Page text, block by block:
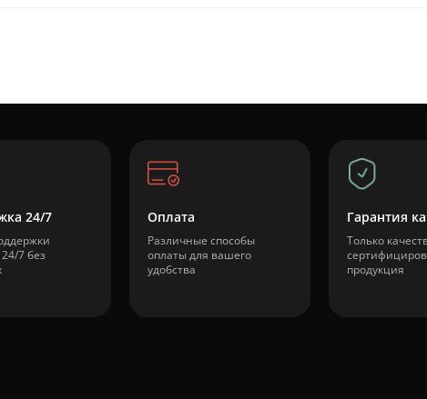
24/7
7 без
Оплата
Различные способы
оплаты для вашего
удобства
Гарантия
Только
продукция